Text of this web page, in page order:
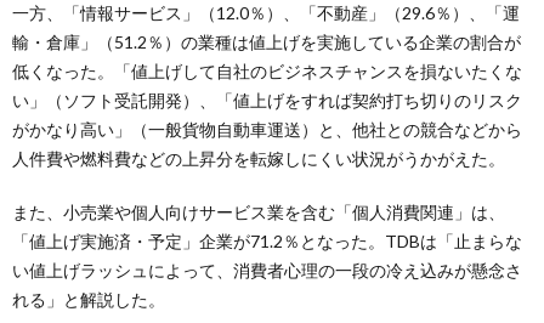
一方、「情報サービス」（12.0％）、「不動産」（29.6％）、「運
輸・倉庫」（51.2％）の業種は値上げを実施している企業の割合が
低くなった。「値上げして自社のビジネスチャンスを損ないたくな
い」（ソフト受託開発）、「値上げをすれば契約打ち切りのリスク
がかなり高い」（一般貨物自動車運送）と、他社との競合などから
人件費や燃料費などの上昇分を転嫁しにくい状況がうかがえた。
また、小売業や個人向けサービス業を含む「個人消費関連」は、
「値上げ実施済・予定」企業が71.2％となった。TDBは「止まらな
い値上げラッシュによって、消費者心理の一段の冷え込みが懸念さ
れる」と解説した。